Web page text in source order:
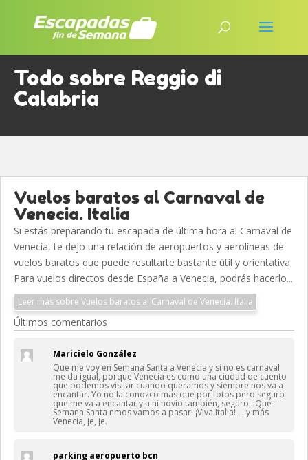
Todo sobre Reggio di
Calabria
Vuelos baratos al Carnaval de
Venecia. Italia
Si estás preparando tu escapada de última hora al Carnaval de
Venecia, te dejo una relación de aeropuertos y aerolíneas de
vuelos baratos que puede resultarte bastante útil y orientativa.
Para vuelos directos desde España a Venecia, podrás hacerlo...
Leer más sobre Vuelos baratos al Carnaval de Venecia. Italia
Últimos comentarios
Maricielo González
Que me voy en Semana Santa a Venecia y si no es carnaval
me da igual, porque Venecia es como una ciudad de cuento
que podemos visitar cuando queramos y siempre nos va a
encantar. Yo no la conozco mas que por fotos pero seguro
que me va a encantar y a ni novio también, seguro. ¡Qué
Semana Santa nmos vamos a pasar! ¡Viva Italia! … y más
Venecia, je, je.
parking aeropuerto bcn